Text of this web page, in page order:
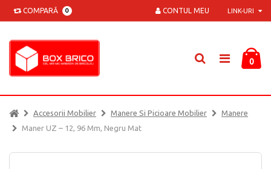
COMPARĂ 0 LINK-URI
CONTUL MEU
0
Accesorii Mobilier Manere Si Picioare Mobilier
Manere
Maner UZ – 12, 96 Mm, Negru Mat